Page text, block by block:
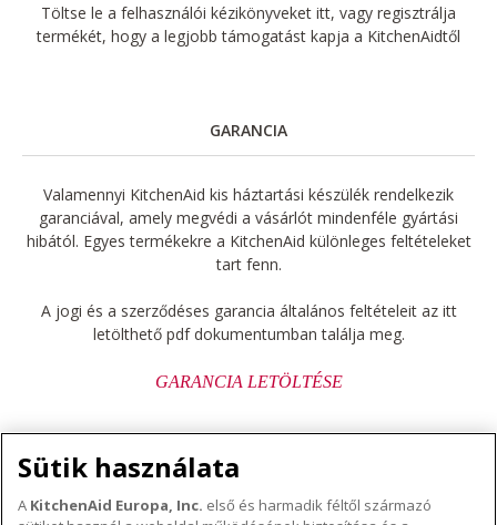
Töltse le a felhasználói kézikönyveket itt, vagy regisztrálja
termékét, hogy a legjobb támogatást kapja a KitchenAidtől
GARANCIA
Valamennyi KitchenAid kis háztartási készülék rendelkezik
garanciával, amely megvédi a vásárlót mindenféle gyártási
hibától. Egyes termékekre a KitchenAid különleges feltételeket
tart fenn.
A jogi és a szerződéses garancia általános feltételeit az itt
letölthető pdf dokumentumban találja meg.
GARANCIA LETÖLTÉSE
Sütik használata
A KitchenAid Europa, Inc. első és harmadik féltől származó